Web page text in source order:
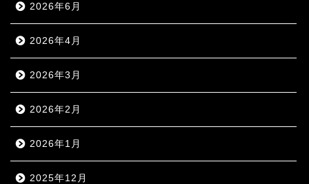
2026年6月
2026年4月
2026年3月
2026年2月
2026年1月
2025年12月